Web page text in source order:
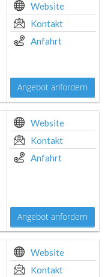
Website
Kontakt
Anfahrt
Angebot anfordern
Website
Kontakt
Anfahrt
Angebot anfordern
Website
Kontakt